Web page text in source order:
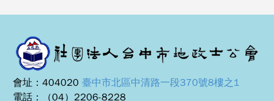
會址：404020 臺中市北區中清路一段370號8樓之1
電話：（04）2206-8228